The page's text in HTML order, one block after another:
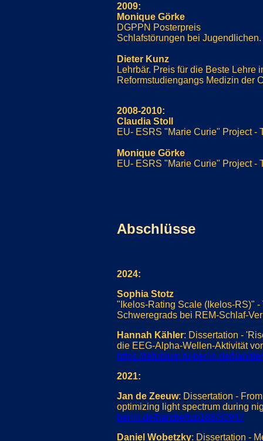
2009:
Monique Görke
DGPPN Posterpreis
Schlafstörungen bei
Dieter Kunz
Lehrbär. Preis für die Beste Lehre
Reformstudiengangs Medizin der
2008-2010:
Claudia Stoll
EU- ESRS "Marie Curie" Project -
Monique Görke
EU- ESRS "Marie Curie" Project -
Abschlüsse
2024:
Sophia Stotz
"Ikelos-Rating Scale (Ikelos-RS)"
Schweregrads bei REM-Schlaf-
Hannah Kähler: Dissertation -
die EEG-Alpha-Wellen-Aktivität
https://refubium.fu-berlin.de/
2021:
Jan de Zeeuw: Dissertation -
optimizing light spectrum during
berlin.de/handle/fub188/30947
Daniel Wobetzky: Dissertation -